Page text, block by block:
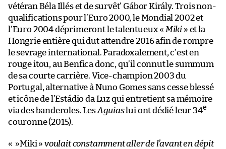
vétéran Béla Illés et de survêt’ Gábor Király. Trois non-
qualifications pour l’Euro 2000, le Mondial 2002 et
l’Euro 2004 déprimeront le talentueux « Miki » et la
Hongrie entière qui dut attendre 2016 afin de rompre
le sevrage international. Paradoxalement, c’est en
rouge itou, au Benfica donc, qu’il connut le summum
de sa courte carrière. Vice-champion 2003 du
Portugal, alternative à Nuno Gomes sans cesse blessé
et icône de l’Estádio da Luz qui entretient sa mémoire
via des banderoles. LesAguiaslui ont dédié leur 34e
couronne (2015).
« »Miki »voulait constamment aller de l’avant en dépit